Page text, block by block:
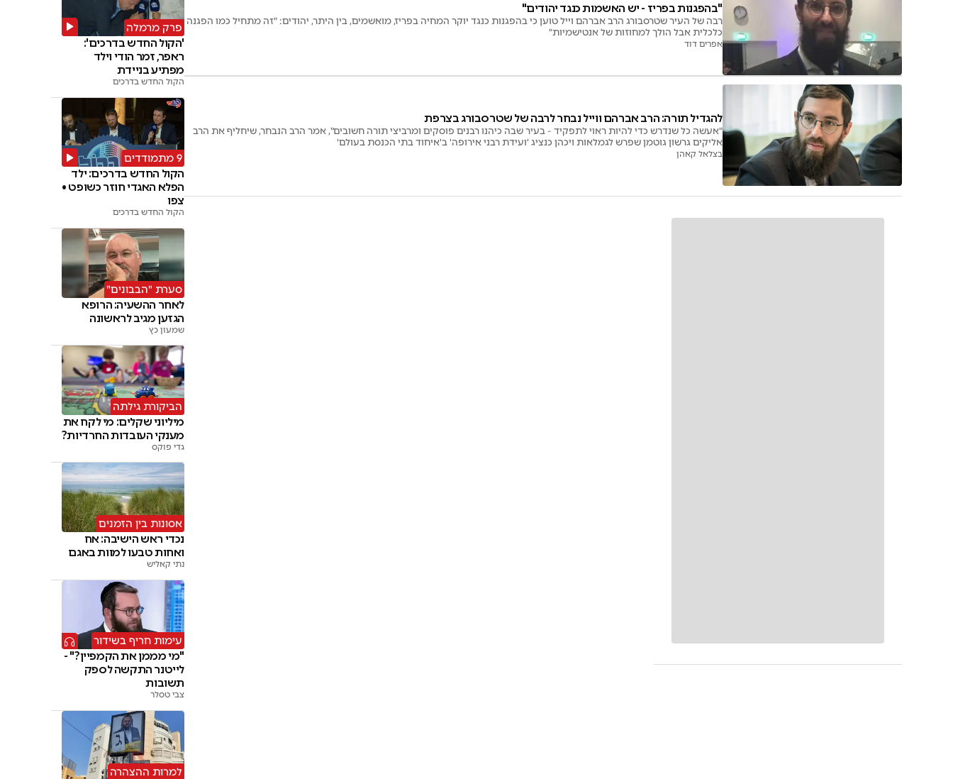
"בהפגנות בפריז - יש האשמות כנגד יהודים"
רבה של העיר שטרסבורג הרב אברהם וייל טוען כי בהפגנות כנגד יוקר המחיה בפריז, מואשמים, בין היתר, יהודים: "זה מתחיל כמו הפגנה
כלכלית אבל הולך למחוזות של אנטישמיות"
אפרים דוד
להגדיל תורה: הרב אברהם ווייל נבחר לרבה של שטרסבורג בצרפת
"אעשה כל שנדרש כדי להיות ראוי לתפקיד - בעיר שבה כיהנו רבנים פוסקים ומרביצי תורה חשובים", אמר הרב הנבחר, שיחליף את הרב
אליקים גרשון גוטמן שפרש לגמלאות ויכהן כנציג 'ועידת רבני אירופה' ב'איחוד בתי הכנסת בעולם'
בצלאל קאהן
פרק מרמלה
'הקול החדש בדרכים':
ראפר, זמר הודי וילד
מפתיע בניידת
הקול החדש בדרכים
9 מתמודדים
הקול החדש בדרכים: ילד
הפלא האגדי חוזר כשופט •
צפו
הקול החדש בדרכים
סערת "הבבונים"
לאחר ההשעיה: הרופא
הגזען מגיב לראשונה
שמעון כץ
הביקורת גילתה
מיליוני שקלים: מי לקח את
מענקי העובדות החרדיות?
גדי פוקס
אסונות בין הזמנים
נכדי ראש הישיבה: אח
ואחות טבעו למוות באגם
נתי קאליש
עימות חריף בשידור
"מי מממן את הקמפיין?" -
לייטנר התקשה לספק
תשובות
צבי טסלר
למרות ההצהרה